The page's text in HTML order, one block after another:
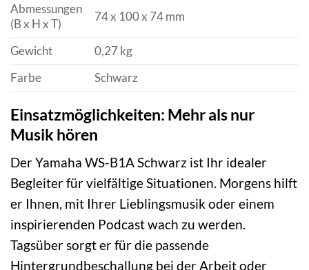
Abmessungen
(B x H x T)
74 x 100 x 74 mm
Gewicht
0,27 kg
Farbe
Schwarz
Einsatzmöglichkeiten: Mehr als nur
Musik hören
Der Yamaha WS-B1A Schwarz ist Ihr idealer
Begleiter für vielfältige Situationen. Morgens hilft
er Ihnen, mit Ihrer Lieblingsmusik oder einem
inspirierenden Podcast wach zu werden.
Tagsüber sorgt er für die passende
Hintergrundbeschallung bei der Arbeit oder